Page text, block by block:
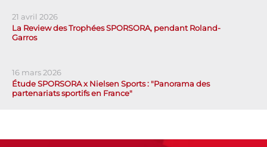
21 avril 2026
La Review des Trophées SPORSORA, pendant Roland-
Garros
16 mars 2026
Étude SPORSORA x Nielsen Sports : "Panorama des
partenariats sportifs en France"